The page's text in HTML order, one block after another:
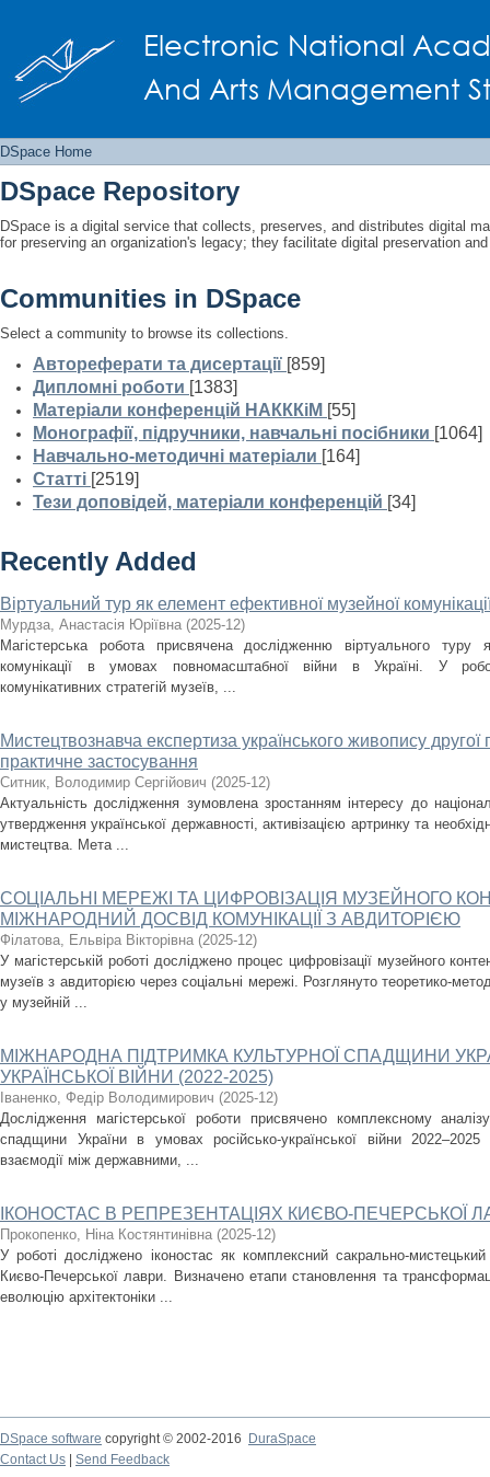
Electronic National
And Arts Management
DSpace Home
DSpace Repository
DSpace is a digital service that collects, preserves, and distributes digital
for preserving an organization's legacy; they facilitate digital preservation
Communities in DSpace
Select a community to browse its collections.
Автореферати та дисертації [859]
Дипломні роботи [1383]
Матеріали конференцій НАКККіМ [55]
Монографії, підручники, навчальні посібники [1064]
Навчально-методичні матеріали [164]
Статті [2519]
Тези доповідей, матеріали конференцій [34]
Recently Added
Віртуальний тур як елемент ефективної музейної
Мурдза, Анастасія Юріївна (2025-12)
Магістерська робота присвячена дослідженню віртуального туру
комунікації в умовах повномасштабної війни в Україні. У
комунікативних стратегій музеїв, ...
Мистецтвознавча експертиза українського живопису другої
практичне застосування
Ситник, Володимир Сергійович (2025-12)
Актуальність дослідження зумовлена зростанням інтересу до
утвердження української державності, активізацією артринку та
мистецтва. Мета ...
СОЦІАЛЬНІ МЕРЕЖІ ТА ЦИФРОВІЗАЦІЯ МУЗЕЙНОГО
МІЖНАРОДНИЙ ДОСВІД КОМУНІКАЦІЇ З АВДИТОРІЄЮ
Філатова, Ельвіра Вікторівна (2025-12)
У магістерській роботі досліджено процес цифровізації музейного
музеїв з авдиторією через соціальні мережі. Розглянуто теоретико-
у музейній ...
МІЖНАРОДНА ПІДТРИМКА КУЛЬТУРНОЇ СПАДЩИНИ
УКРАЇНСЬКОЇ ВІЙНИ (2022-2025)
Іваненко, Федір Володимирович (2025-12)
Дослідження магістерської роботи присвячено комплексному
спадщини України в умовах російсько-української війни
взаємодії між державними, ...
ІКОНОСТАС В РЕПРЕЗЕНТАЦІЯХ КИЄВО-ПЕЧЕРСЬКОЇ
Прокопенко, Ніна Костянтинівна (2025-12)
У роботі досліджено іконостас як комплексний сакрально-
Києво-Печерської лаври. Визначено етапи становлення та
еволюцію архітектоніки ...
DSpace software copyright © 2002-2016
DuraSpace
Contact Us
Send Feedback